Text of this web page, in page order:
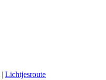
| Lichtjesroute